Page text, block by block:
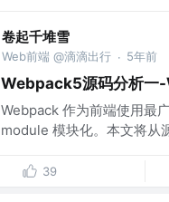
卷起千堆雪
Web前端 @滴滴出行 · 5年前
Webpack5源码分析一
Webpack 作为前端使用最
module 模块化。本文将从
39